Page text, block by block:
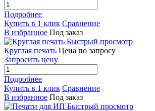
Подробнее
Купить в 1 клик Сравнение
В избранное Под заказ
Быстрый просмотр
Круглая печать Цена по запросу
Запросить цену
Подробнее
Купить в 1 клик Сравнение
В избранное Под заказ
Быстрый просмотр